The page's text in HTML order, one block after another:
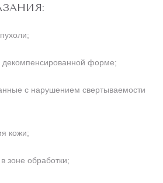
декомпенсированной форме;
с нарушением свертываемости
кожи;
зоне обработки;